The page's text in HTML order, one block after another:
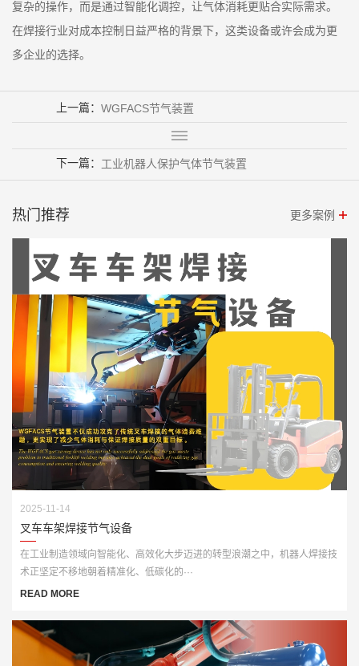
复杂的操作，而是通过智能化调控，让气体消耗更贴合实际需求。
在焊接行业对成本控制日益严格的背景下，这类设备或许会成为更
多企业的选择。
上一篇： WGFACS节气装置
下一篇： 工业机器人保护气体节气装置
热门推荐 更多案例
2025-11-14
叉车车架焊接节气设备
在工业制造领域向智能化、高效化大步迈进的转型浪潮之中，机器人焊接技
术正坚定不移地朝着精准化、低碳化的···
READ MORE